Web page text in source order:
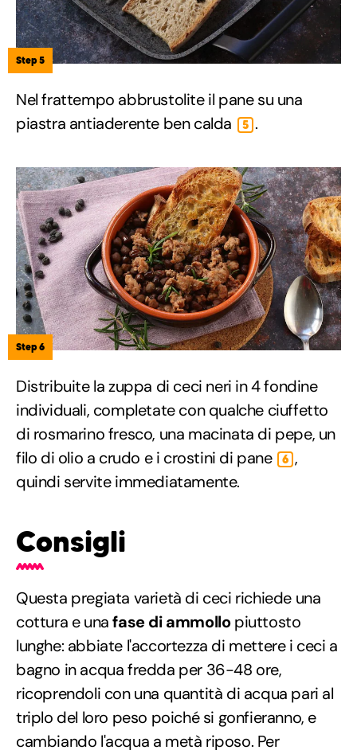
Step 5
Nel frattempo abbrustolite il pane su una
piastra antiaderente ben calda
5 .
Step 6
Distribuite la zuppa di ceci neri in 4 fondine
individuali, completate con qualche ciuffetto
di rosmarino fresco, una macinata di pepe, un
filo di olio a crudo e i crostini di pane
6 ,
quindi servite immediatamente.
Consigli
Questa pregiata varietà di ceci richiede una
cottura e unafase di ammollopiuttosto
lunghe: abbiate l'accortezza di mettere i ceci a
bagno in acqua fredda per 36-48 ore,
ricoprendoli con una quantità di acqua pari al
triplo del loro peso poiché si gonfieranno, e
cambiando l'acqua a metà riposo. Per